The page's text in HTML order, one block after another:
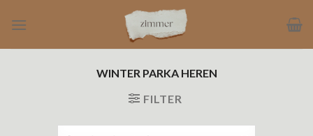
naar
WINTER PARKA HEREN
FILTER